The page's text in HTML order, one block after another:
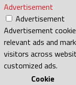
Advertisement
Advertisement
Advertisement
relevant ads and
visitors across
customized ads.
Cookie